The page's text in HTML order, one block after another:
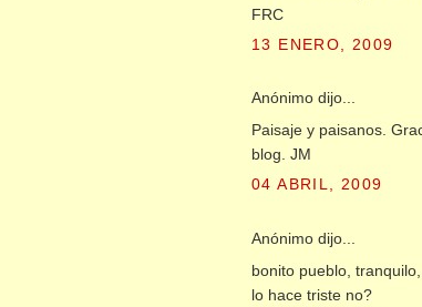
FRC
13 ENERO, 2009
Anónimo dijo...
Paisaje y paisanos.
blog. JM
04 ABRIL, 2009
Anónimo dijo...
bonito pueblo,
lo hace triste no?